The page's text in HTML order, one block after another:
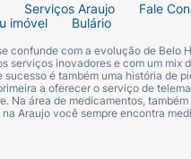
Serviços Araujo
Fale
imóvel Bulário
confunde com a evolução de Belo
serviços inovadores e com um mix
é também uma história de
a oferecer o serviço de
Na área de medicamentos,
Araujo você sempre encontra